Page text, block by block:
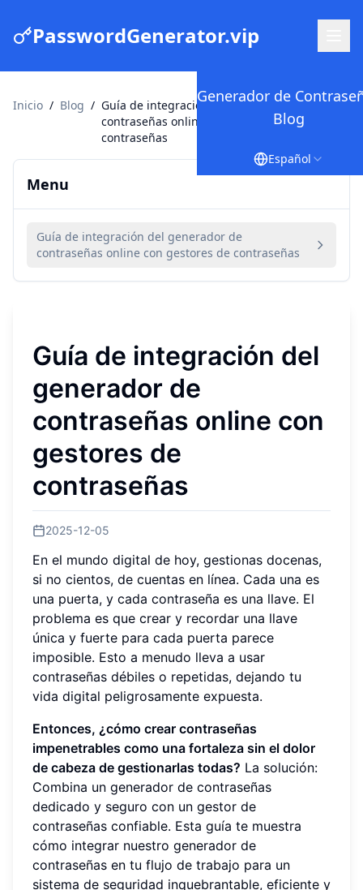
PasswordGenerator.vip
Generador de
Blog
Español
Inicio / Blog / Guía de integración del generador de
contraseñas online con gestores de
contraseñas
Menu
Guía de integración del generador de
contraseñas online con gestores de contraseñas
Guía de integración del
generador de
contraseñas online con
gestores de
contraseñas
2025-12-05
En el mundo digital de hoy, gestionas docenas,
si no cientos, de cuentas en línea. Cada una es
una puerta, y cada contraseña es una llave. El
problema es que crear y recordar una llave
única y fuerte para cada puerta parece
imposible. Esto a menudo lleva a usar
contraseñas débiles o repetidas, dejando tu
vida digital peligrosamente expuesta.
Entonces, ¿cómo crear contraseñas
impenetrables como una fortaleza sin el dolor
de cabeza de gestionarlas todas? La solución:
Combina un generador de contraseñas
dedicado y seguro con un gestor de
contraseñas confiable. Esta guía te muestra
cómo integrar nuestro generador de
contraseñas en tu flujo de trabajo para un
sistema de seguridad inquebrantable, eficiente y